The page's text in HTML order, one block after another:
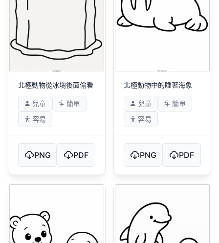
北極動物從冰塊後面偷看
兒童
簡單
容易
PNG PDF
北極動物中的睡著海象
兒童
簡單
容易
PNG PDF